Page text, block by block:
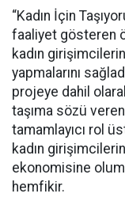
“Kadın İçin
faaliyet gösteren
kadın
yapmalarını
projeye dahil
taşıma sözü
tamamlayıcı rol
kadın girişimcilerin
ekonomisine
hemfikir.